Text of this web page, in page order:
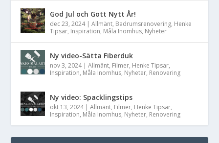
God Jul och Gott Nytt År!
dec 23, 2024|Allmänt, Badrumsrenovering, Henke
Tipsar, Inspiration, Måla Inomhus, Nyheter
Ny video-Sätta Fiberduk
nov 3, 2024|Allmänt, Filmer, Henke Tipsar,
Inspiration, Måla Inomhus, Nyheter, Renovering
Ny video: Spacklingstips
okt 13, 2024|Allmänt, Filmer, Henke Tipsar,
Inspiration, Måla Inomhus, Nyheter, Renovering